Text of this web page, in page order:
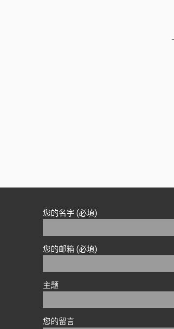
您的名字 (必填)
您的邮箱 (必填)
主题
您的留言